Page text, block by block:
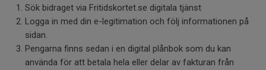
Sök bidraget via Fritidskortet.se digitala tjänst
Logga in med din e-legitimation och följ informationen på
sidan.
Pengarna finns sedan i en digital plånbok som du kan
använda för att betala hela eller delar av fakturan från